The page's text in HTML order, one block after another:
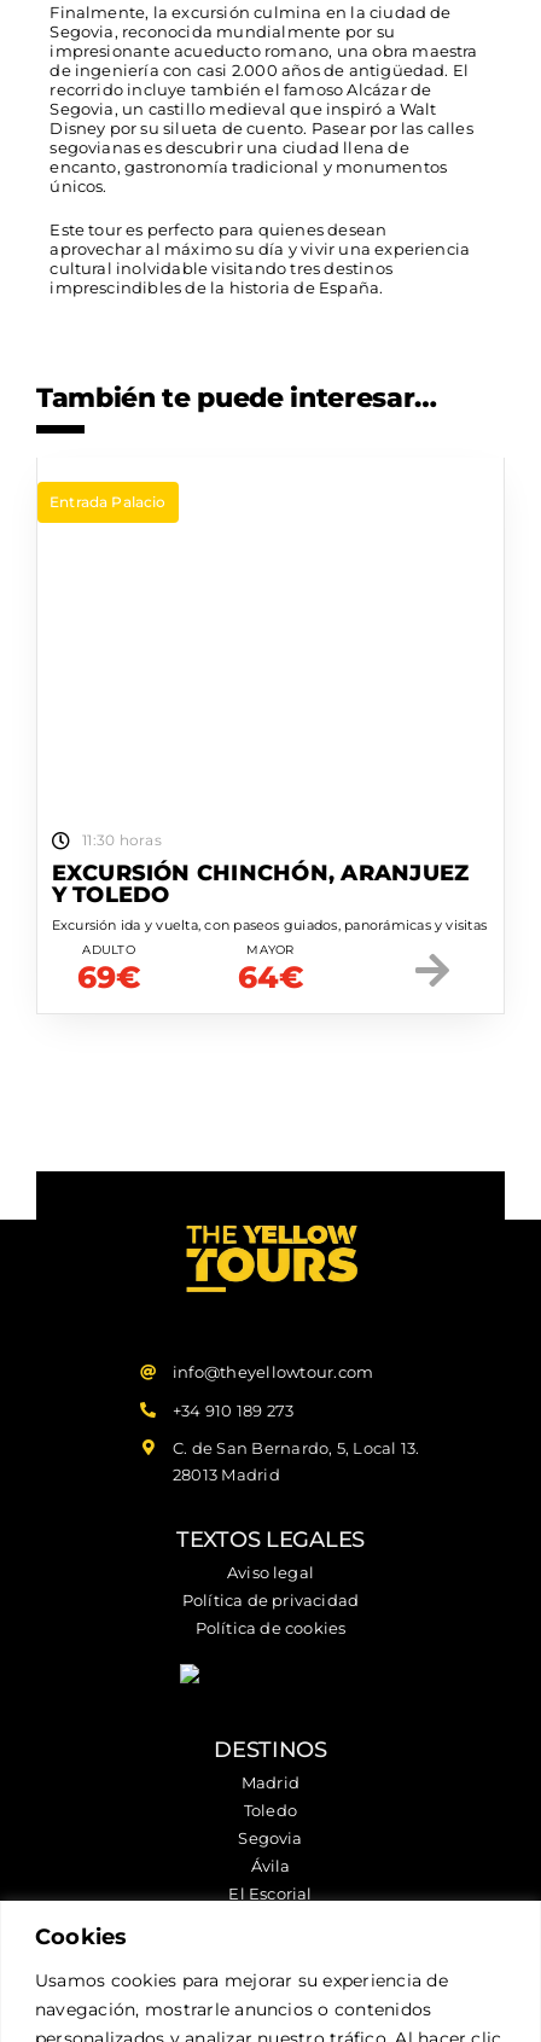
Cookies
Usamos cookies para mejorar su experiencia de
navegación, mostrarle anuncios o contenidos
Finalmente, la excursión culmina en la ciudad de
Segovia, reconocida mundialmente por su
impresionante acueducto romano, una obra maestra
de ingeniería con casi 2.000 años de antigüedad. El
recorrido incluye también el famoso Alcázar de
Segovia, un castillo medieval que inspiró a Walt
Disney por su silueta de cuento. Pasear por las calles
segovianas es descubrir una ciudad llena de
encanto, gastronomía tradicional y monumentos
únicos.
Este tour es perfecto para quienes desean
aprovechar al máximo su día y vivir una experiencia
cultural inolvidable visitando tres destinos
imprescindibles de la historia de España.
También te puede interesar…
Entrada Palacio
11:30 horas
EXCURSIÓN CHINCHÓN, ARANJUEZ
Y TOLEDO
Excursión ida y vuelta, con paseos guiados, panorámicas y visitas
ADULTO
69€
MAYOR
64€
info@theyellowtour.com
+34 910 189 273
C. de San Bernardo, 5, Local 13.
28013 Madrid
TEXTOS LEGALES
Aviso legal
Política de privacidad
Política de cookies
DESTINOS
Madrid
Toledo
Segovia
Ávila
El Escorial
SÍGUENOS